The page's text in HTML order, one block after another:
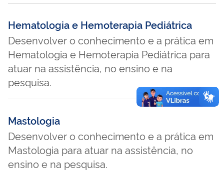
Hematologia e Hemoterapia Pediátrica
Desenvolver o conhecimento e a prática em
Hematologia e Hemoterapia Pediátrica para
atuar na assistência, no ensino e na
pesquisa.
Mastologia
Desenvolver o conhecimento e a prática em
Mastologia para atuar na assistência, no
ensino e na pesquisa.